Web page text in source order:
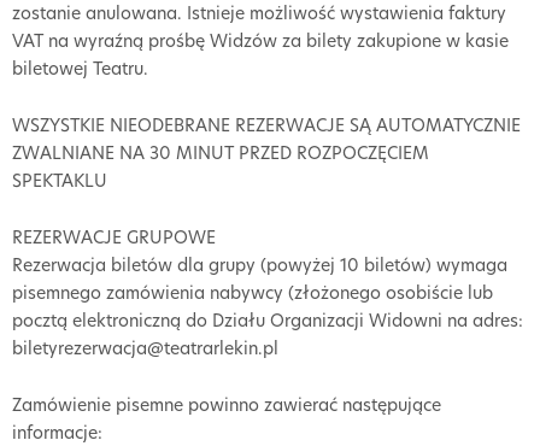
zostanie anulowana. Istnieje możliwość wystawienia faktury
VAT na wyraźną prośbę Widzów za bilety zakupione w kasie
biletowej Teatru.
WSZYSTKIE NIEODEBRANE REZERWACJE SĄ AUTOMATYCZNIE
ZWALNIANE NA 30 MINUT PRZED ROZPOCZĘCIEM
SPEKTAKLU
REZERWACJE GRUPOWE
Rezerwacja biletów dla grupy (powyżej 10 biletów) wymaga
pisemnego zamówienia nabywcy (złożonego osobiście lub
pocztą elektroniczną do Działu Organizacji Widowni na adres:
biletyrezerwacja@teatrarlekin.pl
Zamówienie pisemne powinno zawierać następujące
informacje: